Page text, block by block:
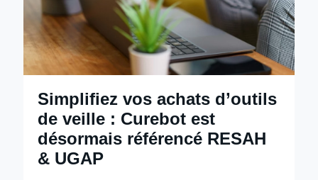
Simplifiez vos achats d’outils
de veille : Curebot est
désormais référencé RESAH
& UGAP